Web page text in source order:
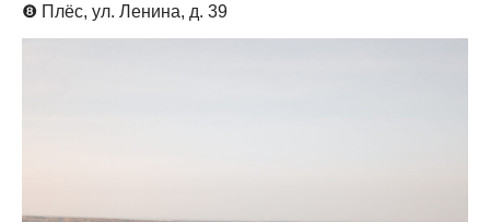
❽ Плёс, ул. Ленина, д. 39